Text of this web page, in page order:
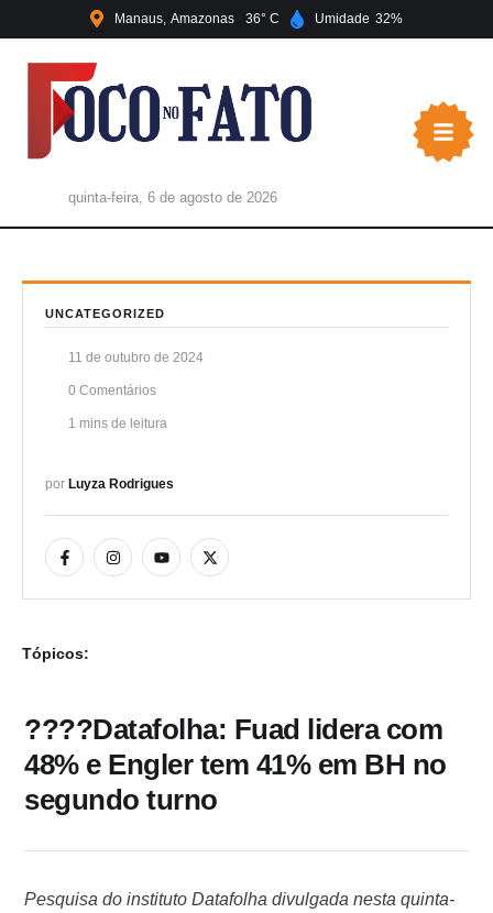
Manaus Amazonas 36 Umidade 32
quinta-feira, 6 de agosto de 2026
UNCATEGORIZED
11 de outubro de 2024
0 Comentários
1 mins de leitura
por Luyza Rodrigues
Tópicos:
????Datafolha: Fuad lidera com
48% e Engler tem 41% em BH no
segundo turno
Pesquisa do instituto Datafolha divulgada nesta quinta-